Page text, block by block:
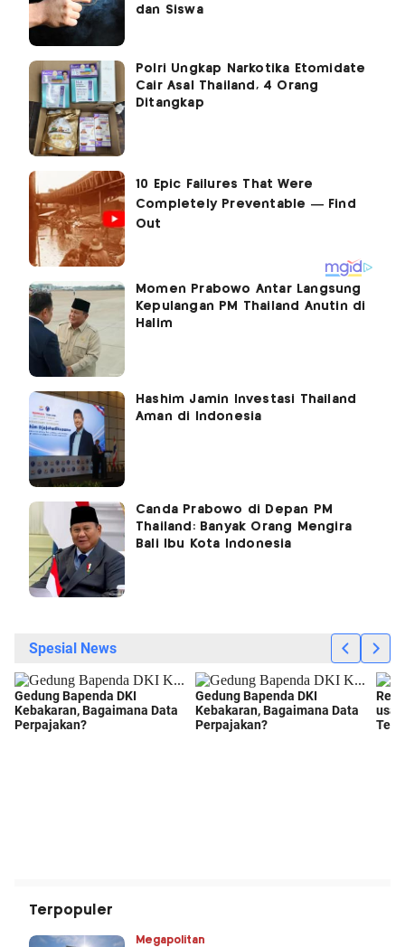
dan Siswa
Polri Ungkap Narkotika Etomidate
Cair Asal Thailand, 4 Orang
Ditangkap
Momen Prabowo Antar Langsung
Kepulangan PM Thailand Anutin di
Halim
Hashim Jamin Investasi Thailand
Aman di Indonesia
Canda Prabowo di Depan PM
Thailand: Banyak Orang Mengira
Bali Ibu Kota Indonesia
Terpopuler
Megapolitan